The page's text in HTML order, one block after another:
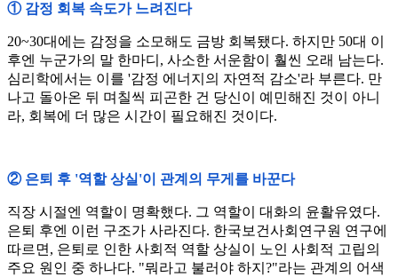
① 감정 회복 속도가 느려진다
20~30대에는 감정을 소모해도 금방 회복됐다. 하지만 50대 이
후엔 누군가의 말 한마디, 사소한 서운함이 훨씬 오래 남는다.
심리학에서는 이를 '감정 에너지의 자연적 감소'라 부른다. 만
나고 돌아온 뒤 며칠씩 피곤한 건 당신이 예민해진 것이 아니
라, 회복에 더 많은 시간이 필요해진 것이다.
② 은퇴 후 '역할 상실'이 관계의 무게를 바꾼다
직장 시절엔 역할이 명확했다. 그 역할이 대화의 윤활유였다.
은퇴 후엔 이런 구조가 사라진다. 한국보건사회연구원 연구에
따르면, 은퇴로 인한 사회적 역할 상실이 노인 사회적 고립의
주요 원인 중 하나다. "뭐라고 불러야 하지?"라는 관계의 어색